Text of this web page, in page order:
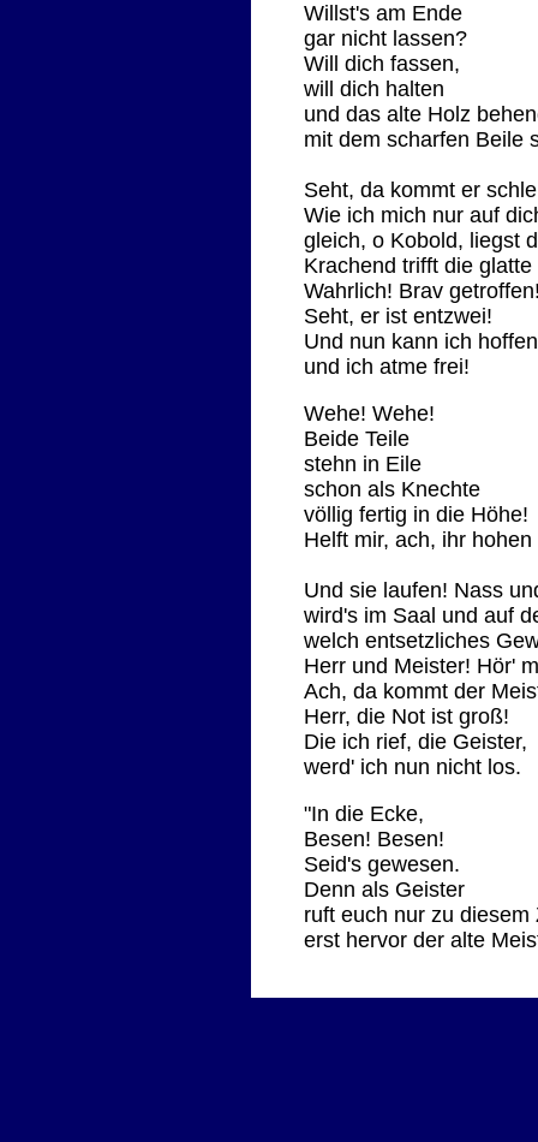
Willst's am Ende
gar nicht lassen?
Will dich fassen,
will dich halten
und das alte Holz
mit dem scharfen Beile
Seht, da kommt er
Wie ich mich nur auf
gleich, o Kobold, liegst
Krachend trifft die
Wahrlich! Brav
Seht, er ist entzwei!
Und nun kann ich
und ich atme frei!
Wehe! Wehe!
Beide Teile
stehn in Eile
schon als Knechte
völlig fertig in die Höhe!
Helft mir, ach, ihr
Und sie laufen! Nass
wird's im Saal und auf
welch entsetzliches
Herr und Meister! Hör'
Ach, da kommt der
Herr, die Not ist groß!
Die ich rief, die Geister,
werd' ich nun nicht los.
"In die Ecke,
Besen! Besen!
Seid's gewesen.
Denn als Geister
ruft euch nur zu diesem
erst hervor der alte